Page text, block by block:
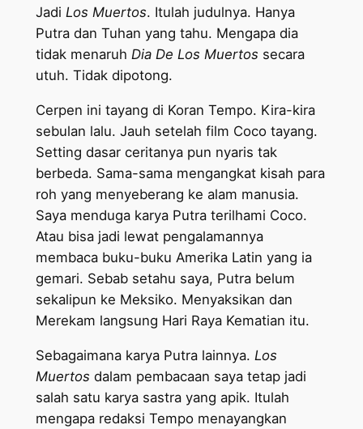
Jadi Los Muertos. Itulah judulnya. Hanya
Putra dan Tuhan yang tahu. Mengapa dia
tidak menaruh Dia De Los Muertos secara
utuh. Tidak dipotong.
Cerpen ini tayang di Koran Tempo. Kira-kira
sebulan lalu. Jauh setelah film Coco tayang.
Setting dasar ceritanya pun nyaris tak
berbeda. Sama-sama mengangkat kisah para
roh yang menyeberang ke alam manusia.
Saya menduga karya Putra terilhami Coco.
Atau bisa jadi lewat pengalamannya
membaca buku-buku Amerika Latin yang ia
gemari. Sebab setahu saya, Putra belum
sekalipun ke Meksiko. Menyaksikan dan
Merekam langsung Hari Raya Kematian itu.
Sebagaimana karya Putra lainnya. Los
Muertos dalam pembacaan saya tetap jadi
salah satu karya sastra yang apik. Itulah
mengapa redaksi Tempo menayangkan